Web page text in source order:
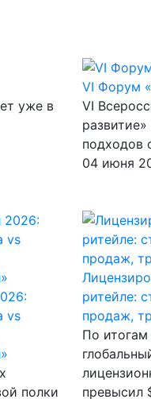
уже в
VI Форум
VI
подходов
04 июня
vs
полки
ритейле:
продаж,
По
превысил